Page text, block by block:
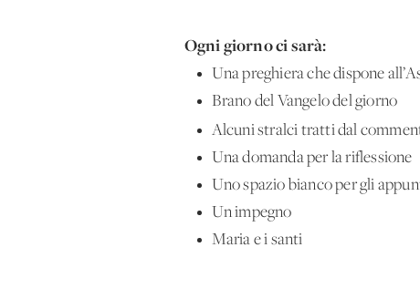
Ogni giorno ci sarà:
Una preghiera che dispone
Brano del Vangelo del giorno
Alcuni stralci tratti dal
Una domanda per la riflessione
Uno spazio bianco per gli
Un impegno
Maria e i santi